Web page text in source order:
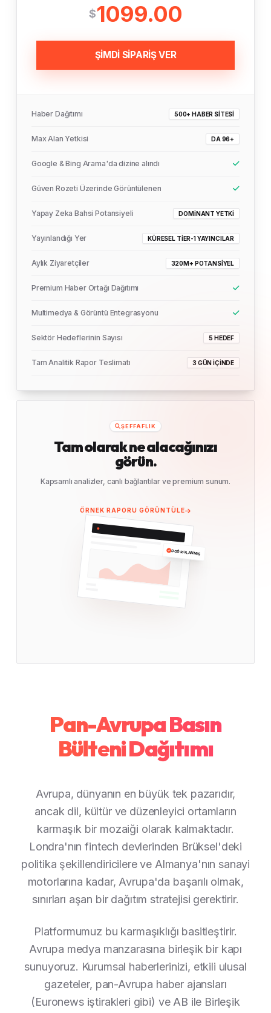
$1099.00
ŞİMDİ SİPARİŞ VER
Haber Dağıtımı 500+ HABER SITESI
Max Alan Yetkisi DA 96+
Google & Bing Arama'da dizine alındı
Güven Rozeti Üzerinde Görüntülenen
Yapay Zeka Bahsi Potansiyeli DOMINANT YETKI
Yayınlandığı Yer KÜRESEL TIER-1 YAYINCILAR
Aylık Ziyaretçiler 320M+ POTANSIYEL
Premium Haber Ortağı Dağıtımı
Multimedya & Görüntü Entegrasyonu
Sektör Hedeflerinin Sayısı 5 HEDEF
Tam Analitik Rapor Teslimatı 3 GÜN İÇINDE
ŞEFFAFLIK
Tam olarak ne alacağınızı
görün.
Kapsamlı analizler, canlı bağlantılar ve premium sunum.
ÖRNEK RAPORU GÖRÜNTÜLE
DOĞRULANMIŞ
Pan-Avrupa Basın
Bülteni Dağıtımı
Avrupa, dünyanın en büyük tek pazarıdır,
ancak dil, kültür ve düzenleyici ortamların
karmaşık bir mozaiği olarak kalmaktadır.
Londra'nın fintech devlerinden Brüksel'deki
politika şekillendiricilere ve Almanya'nın sanayi
motorlarına kadar, Avrupa'da başarılı olmak,
sınırları aşan bir dağıtım stratejisi gerektirir.
Platformumuz bu karmaşıklığı basitleştirir.
Avrupa medya manzarasına birleşik bir kapı
sunuyoruz. Kurumsal haberlerinizi, etkili ulusal
gazeteler, pan-Avrupa haber ajansları
(Euronews iştirakleri gibi) ve AB ile Birleşik